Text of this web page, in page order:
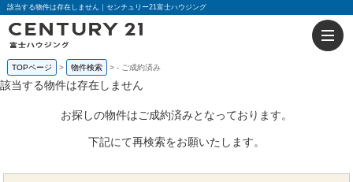
該当する物件は存在しません｜センチュリー21富士ハウジング
TOPページ 物件検索 - ご成約済み
該当する物件は存在しません
お探しの物件はご成約済みとなっております。
下記にて再検索をお願いたします。